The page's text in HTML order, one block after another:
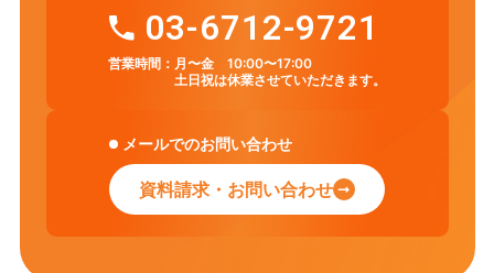
03-6712-9721
営業時間： 月〜金 10:00〜17:00
土日祝は休業させていただきます。
メールでのお問い合わせ
資料請求・お問い合わせ